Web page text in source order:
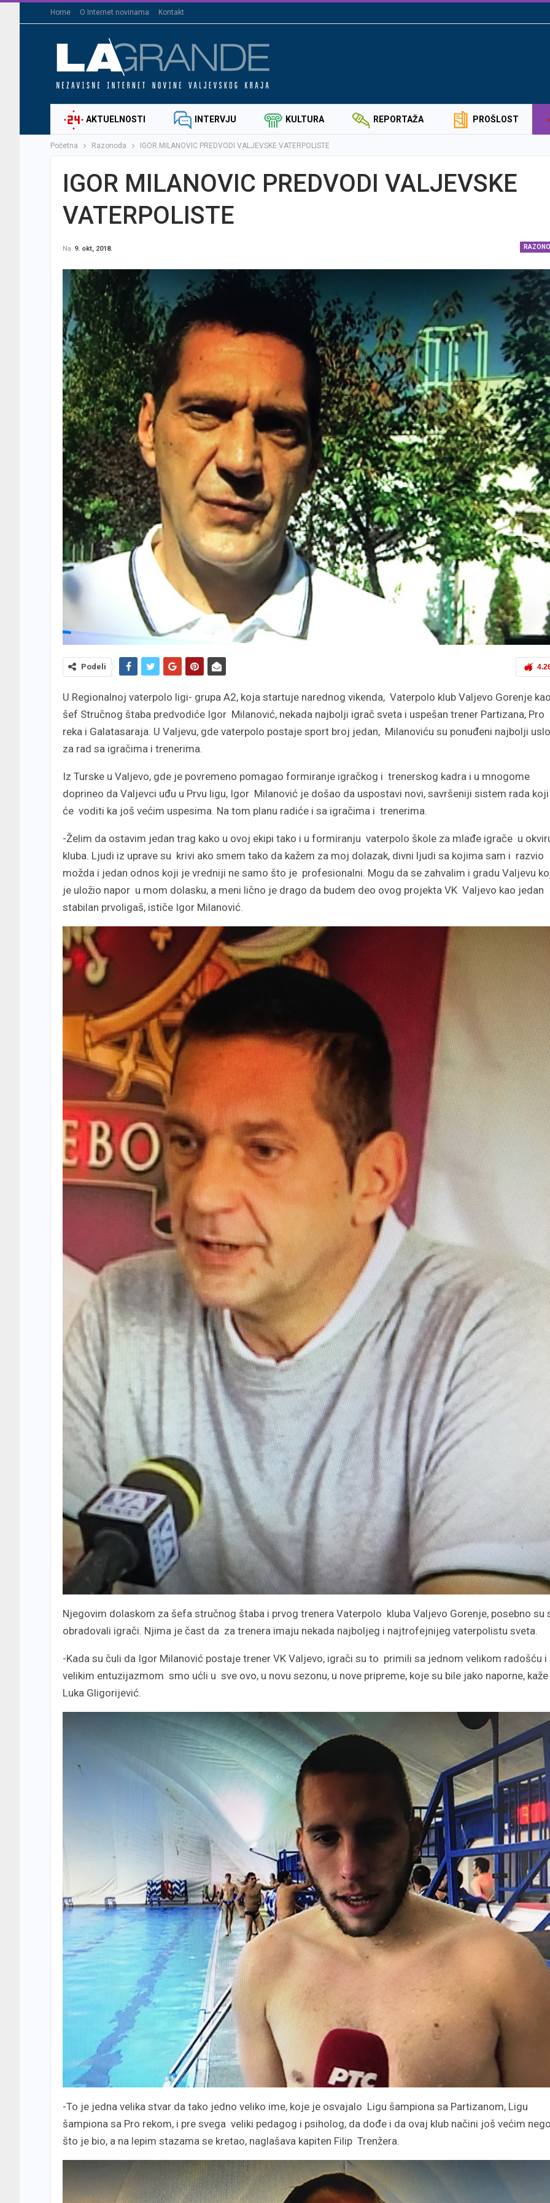
Home O Internet novinama Kontakt
AKTUELNOSTI INTERVJU KULTURA REPORTAŽA PROŠLOST
Početna Razonoda IGOR MILANOVIC PREDVODI VALJEVSKE VATERPOLISTE
IGOR MILANOVIC PREDVODI VALJEVSKE
VATERPOLISTE
Na 9. okt, 2018.
Podeli
U Regionalnoj vaterpolo ligi- grupa A2, koja startuje narednog vikenda, Vaterpolo klub Valjevo Gorenje
šef Stručnog štaba predvodiće Igor Milanović, nekada najbolji igrač sveta i uspešan trener Partizana, Pro
reka i Galatasaraja. U Valjevu, gde vaterpolo postaje sport broj jedan, Milanoviću su ponuđeni najbolji
za rad sa igračima i trenerima.
Iz Turske u Valjevo, gde je povremeno pomagao formiranje igračkog i trenerskog kadra i u mnogome
doprineo da Valjevci uđu u Prvu ligu, Igor Milanović je došao da uspostavi novi, savršeniji sistem rada koji
će voditi ka još većim uspesima. Na tom planu radiće i sa igračima i trenerima.
-Želim da ostavim jedan trag kako u ovoj ekipi tako i u formiranju vaterpolo škole za mlađe igrače u
kluba. Ljudi iz uprave su krivi ako smem tako da kažem za moj dolazak, divni ljudi sa kojima sam i razvio
možda i jedan odnos koji je vredniji ne samo što je profesionalni. Mogu da se zahvalim i gradu Valjevu
je uložio napor u mom dolasku, a meni lično je drago da budem deo ovog projekta VK Valjevo kao jedan
stabilan prvoligaš, ističe Igor Milanović.
Njegovim dolaskom za šefa stručnog štaba i prvog trenera Vaterpolo kluba Valjevo Gorenje, posebno su
obradovali igrači. Njima je čast da za trenera imaju nekada najboljeg i najtrofejnijeg vaterpolistu sveta.
-Kada su čuli da Igor Milanović postaje trener VK Valjevo, igrači su to primili sa jednom velikom radošću i
velikim entuzijazmom smo ućli u sve ovo, u novu sezonu, u nove pripreme, koje su bile jako naporne, kaže
Luka Gligorijević.
-To je jedna velika stvar da tako jedno veliko ime, koje je osvajalo Ligu šampiona sa Partizanom, Ligu
šampiona sa Pro rekom, i pre svega veliki pedagog i psiholog, da dođe i da ovaj klub načini još većim
što je bio, a na lepim stazama se kretao, naglašava kapiten Filip Trenžera.
PRIMERNA
LJIŽANI
JUNAKA